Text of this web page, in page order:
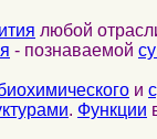
любой
- познаваемой
и
. Функции